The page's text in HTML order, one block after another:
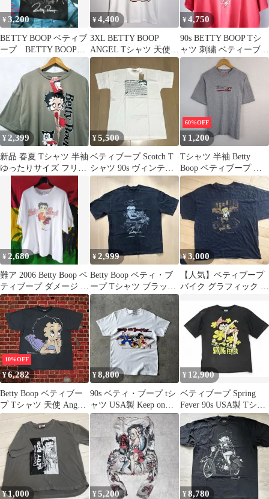
¥3,200
BETTY BOOP ベティブ
ープ BETTY BOOPT
シャツ ベティバイカー
¥4,400
3XL BETTY BOOP
ANGEL Tシャツ 天使
ベティブープ
¥4,750
90s BETTY BOOP Tシ
ャツ 刺繍 ベティーブー
プ ヴィンテージ
¥2,399
新品 春夏 Tシャツ 半袖
ゆったりサイズ フリー
¥5,500
ベティブープ Scotch T
シャツ 90s ヴィンテー
ジ ベティちゃん プロも
60%OFF
¥ 1,200
Tシャツ 半袖 Betty
Boop ベティブープ キ
ャラクタープリント グ
レー L メンズ 古着 ア
メカジ レトロ
¥2,680
難ア 2006 Betty Boop ベ
ティブープ ダメージ ヴ
ィンテージT
¥2,999
Betty Boop ベティ・ブ
ープ Tシャツ ブラック
L
¥3,000
【人気】ベティブープ
バイク グラフィック T
10%OFF
¥6,282
Betty Boop ベティブー
プ Tシャツ 天使 Angel
Double Side キャラT プ
リント 半袖
¥8,800
90s ベティ・ブープ tシ
ャツ USA製 Keep on
Boopin'
¥ 12,900
ベティブープ Spring
Fever 90s USA製 Tシャ
ツ 黒 L
¥1,000 ¥5,200 ¥8,780